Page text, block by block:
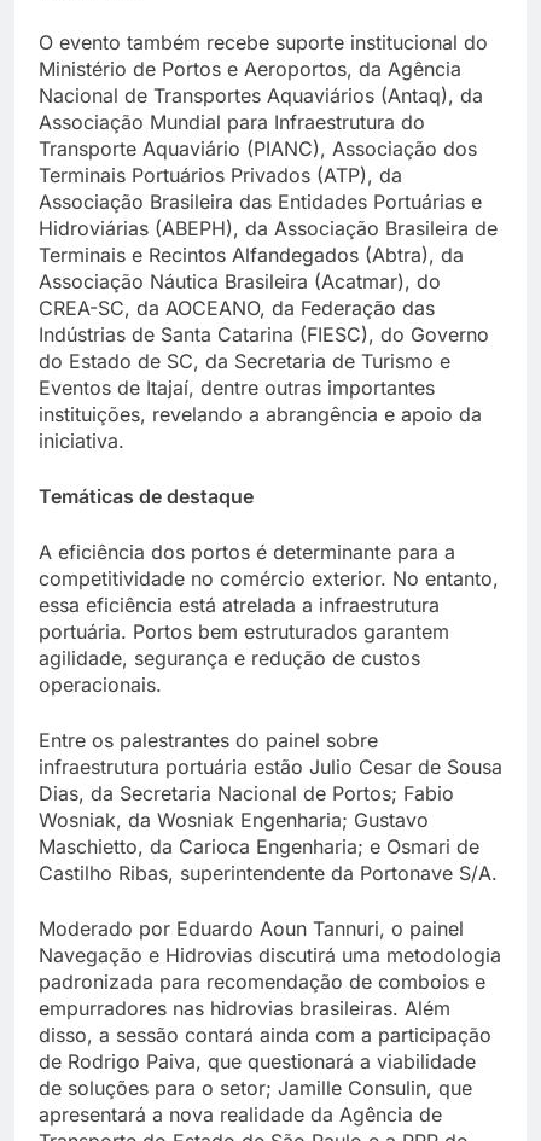
O evento também recebe suporte institucional do
Ministério de Portos e Aeroportos, da Agência
Nacional de Transportes Aquaviários (Antaq), da
Associação Mundial para Infraestrutura do
Transporte Aquaviário (PIANC), Associação dos
Terminais Portuários Privados (ATP), da
Associação Brasileira das Entidades Portuárias e
Hidroviárias (ABEPH), da Associação Brasileira de
Terminais e Recintos Alfandegados (Abtra), da
Associação Náutica Brasileira (Acatmar), do
CREA-SC, da AOCEANO, da Federação das
Indústrias de Santa Catarina (FIESC), do Governo
do Estado de SC, da Secretaria de Turismo e
Eventos de Itajaí, dentre outras importantes
instituições, revelando a abrangência e apoio da
iniciativa.
Temáticas de destaque
A eficiência dos portos é determinante para a
competitividade no comércio exterior. No entanto,
essa eficiência está atrelada a infraestrutura
portuária. Portos bem estruturados garantem
agilidade, segurança e redução de custos
operacionais.
Entre os palestrantes do painel sobre
infraestrutura portuária estão Julio Cesar de Sousa
Dias, da Secretaria Nacional de Portos; Fabio
Wosniak, da Wosniak Engenharia; Gustavo
Maschietto, da Carioca Engenharia; e Osmari de
Castilho Ribas, superintendente da Portonave S/A.
Moderado por Eduardo Aoun Tannuri, o painel
Navegação e Hidrovias discutirá uma metodologia
padronizada para recomendação de comboios e
empurradores nas hidrovias brasileiras. Além
disso, a sessão contará ainda com a participação
de Rodrigo Paiva, que questionará a viabilidade
de soluções para o setor; Jamille Consulin, que
apresentará a nova realidade da Agência de